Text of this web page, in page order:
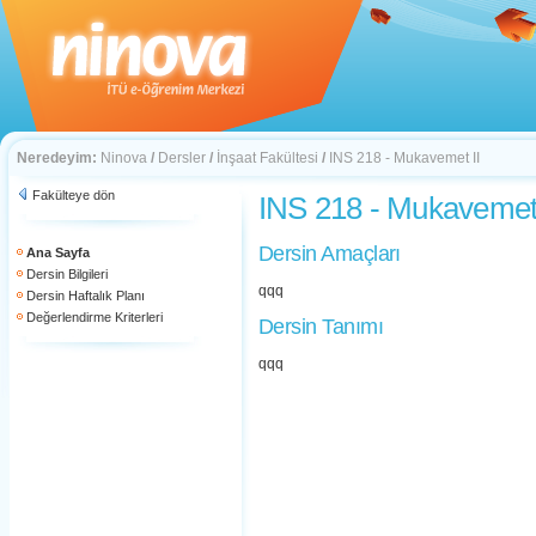
Neredeyim: Ninova / Dersler / İnşaat Fakültesi / INS 218 - Mukavemet II
Fakülteye dön
Ana Sayfa
Dersin Bilgileri
Dersin Haftalık Planı
Değerlendirme Kriterleri
INS 218 -
Dersin Amaçları
qqq
Dersin Tanımı
qqq